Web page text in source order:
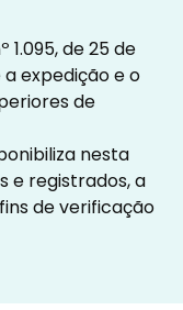
de 25 de
expedição e o
de
nesta
e registrados, a
de verificação